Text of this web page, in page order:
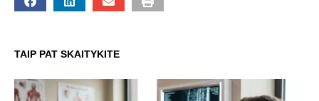
TAIP PAT SKAITYKITE